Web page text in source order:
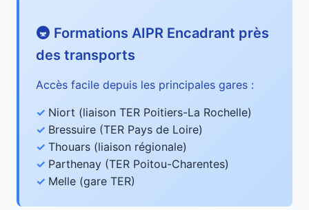
🚇 Formations AIPR Encadrant près
des transports
Accès facile depuis les principales gares :
Niort (liaison TER Poitiers-La Rochelle)
Bressuire (TER Pays de Loire)
Thouars (liaison régionale)
Parthenay (TER Poitou-Charentes)
Melle (gare TER)